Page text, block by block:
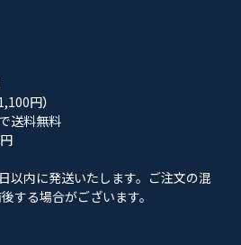
円）
送料無料
以内に発送いたします。ご注文の混
する場合がございます。